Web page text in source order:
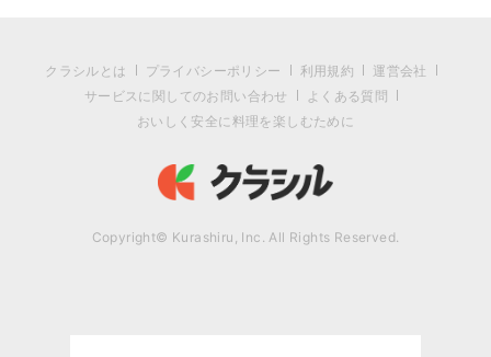
クラシルとは プライバシーポリシー 利用規約
運営会社
サービスに関してのお問い合わせ
よくある質問
おいしく安全に料理を楽しむために
Copyright© Kurashiru, Inc. All Rights Reserved.